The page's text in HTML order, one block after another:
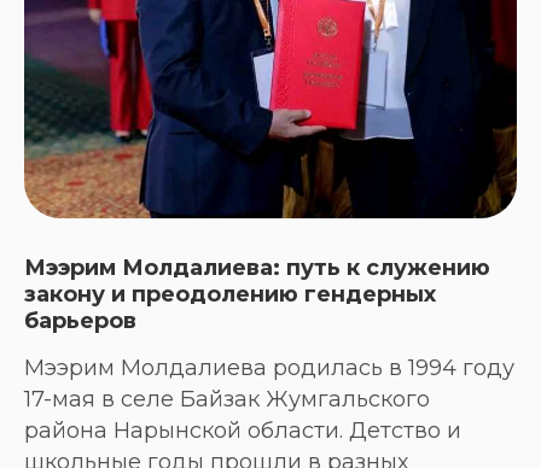
Мээрим Молдалиева: путь к служению
закону и преодолению гендерных
барьеров
Мээрим Молдалиева родилась в 1994 году
17-мая в селе Байзак Жумгальского
района Нарынской области. Детство и
школьные годы прошли в разных